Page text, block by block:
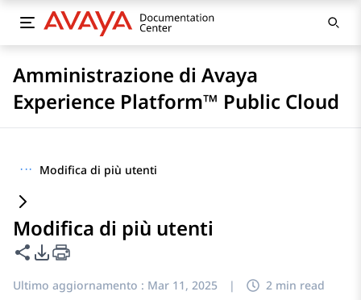
Amministrazione di Avaya
Experience Platform™ Public Cloud
··· Modifica di più utenti
Modifica di più utenti
Condividi questa pagina
Opzioni di esportazione PDF
Ultimo aggiornamento : Mar 11, 2025 | 2 min read